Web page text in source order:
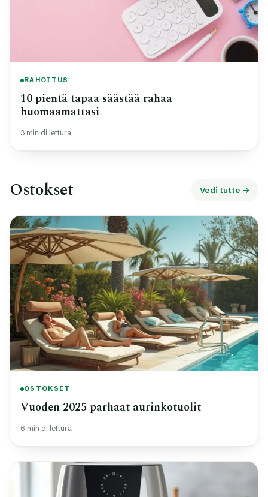
RAHOITUS
10 pientä tapaa säästää rahaa
huomaamattasi
3 min di lettura
Ostokset Vedi tutte →
OSTOKSET
Vuoden 2025 parhaat aurinkotuolit
6 min di lettura